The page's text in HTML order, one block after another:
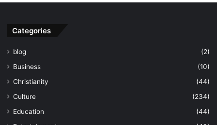
Categories
blog
(2)
Business
(10)
Christianity
(44)
Culture
(234)
Education
(44)